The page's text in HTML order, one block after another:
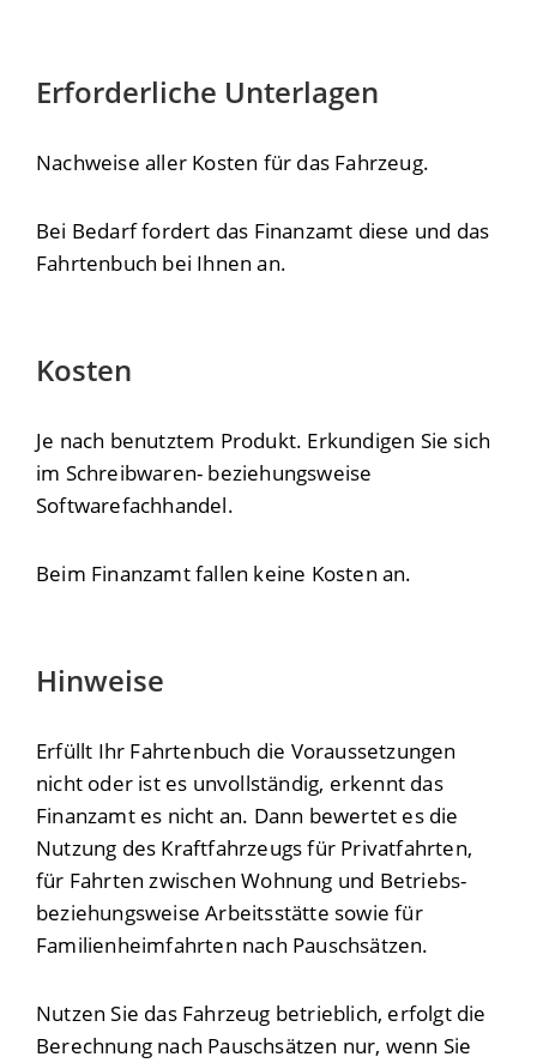
Erforderliche Unterlagen
Nachweise aller Kosten für das Fahrzeug.
Bei Bedarf fordert das Finanzamt diese und das
Fahrtenbuch bei Ihnen an.
Kosten
Je nach benutztem Produkt. Erkundigen Sie sich
im Schreibwaren- beziehungsweise
Softwarefachhandel.
Beim Finanzamt fallen keine Kosten an.
Hinweise
Erfüllt Ihr Fahrtenbuch die Voraussetzungen
nicht oder ist es unvollständig, erkennt das
Finanzamt es nicht an. Dann bewertet es die
Nutzung des Kraftfahrzeugs für Privatfahrten,
für Fahrten zwischen Wohnung und Betriebs-
beziehungsweise Arbeitsstätte sowie für
Familienheimfahrten nach Pauschsätzen.
Nutzen Sie das Fahrzeug betrieblich, erfolgt die
Berechnung nach Pauschsätzen nur, wenn Sie